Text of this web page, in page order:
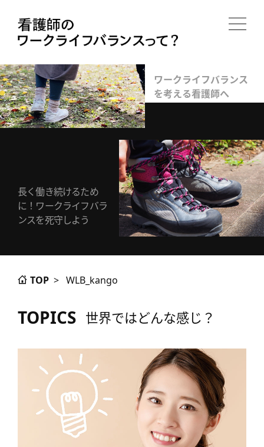
ワークライフバランス
を考える看護師へ
長く働き続けるため
に！ワークライフバラ
ンスを死守しよう
TOP > WLB_kango
TOPICS 世界ではどんな感じ？